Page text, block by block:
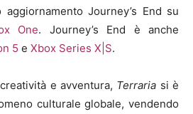
aggiornamento Journey’s End su
One. Journey’s End è anche
5 e Xbox Series X|S.
e avventura, Terraria si è
culturale globale, vendendo